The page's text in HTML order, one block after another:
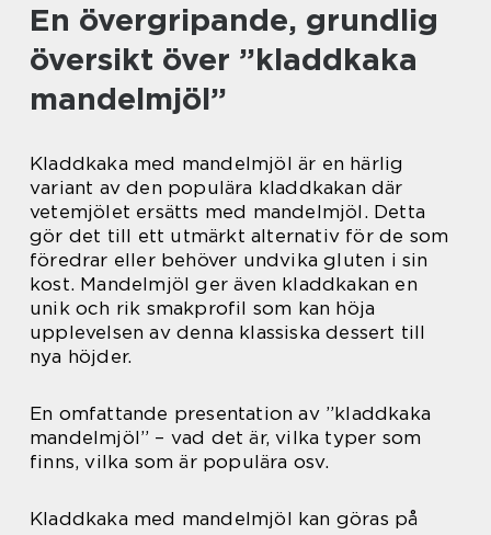
En övergripande, grundlig
översikt över ”kladdkaka
mandelmjöl”
Kladdkaka med mandelmjöl är en härlig
variant av den populära kladdkakan där
vetemjölet ersätts med mandelmjöl. Detta
gör det till ett utmärkt alternativ för de som
föredrar eller behöver undvika gluten i sin
kost. Mandelmjöl ger även kladdkakan en
unik och rik smakprofil som kan höja
upplevelsen av denna klassiska dessert till
nya höjder.
En omfattande presentation av ”kladdkaka
mandelmjöl” – vad det är, vilka typer som
finns, vilka som är populära osv.
Kladdkaka med mandelmjöl kan göras på